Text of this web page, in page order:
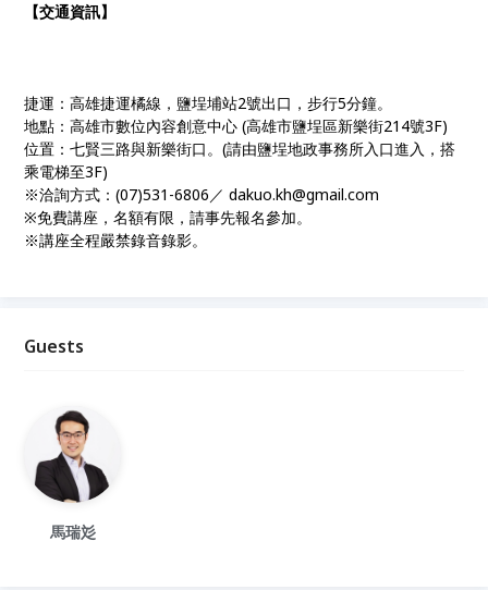
【交通資訊】
捷運：高雄捷運橘線，鹽埕埔站2號出口，步行5分鐘。
地點：高雄市數位內容創意中心 (高雄市鹽埕區新樂街214號3F)
位置：七賢三路與新樂街口。(請由鹽埕地政事務所入口進入，搭
乘電梯至3F)
※洽詢方式：(07)531-6806／ dakuo.kh@gmail.com
※免費講座，名額有限，請事先報名參加。
※講座全程嚴禁錄音錄影。
Guests
馬瑞彣